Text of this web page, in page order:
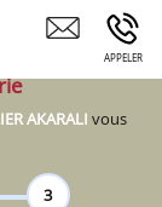
AKARALI Asnières Sur
AKARALI vous
3